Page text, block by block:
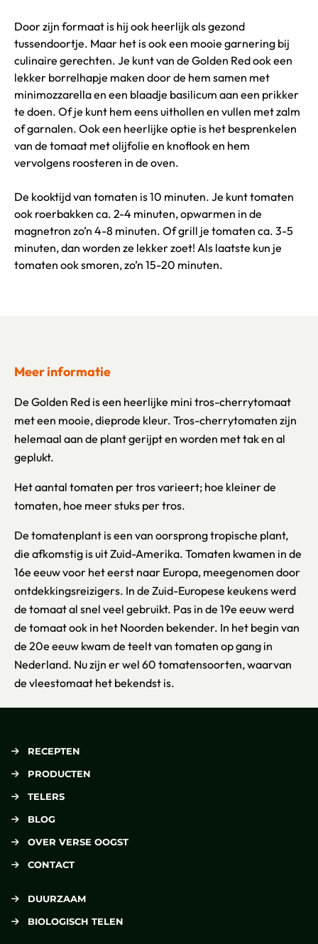
Door zijn formaat is hij ook heerlijk als gezond
tussendoortje. Maar het is ook een mooie garnering bij
culinaire gerechten. Je kunt van de Golden Red ook een
lekker borrelhapje maken door de hem samen met
minimozzarella en een blaadje basilicum aan een prikker
te doen. Of je kunt hem eens uithollen en vullen met zalm
of garnalen. Ook een heerlijke optie is het besprenkelen
van de tomaat met olijfolie en knoflook en hem
vervolgens roosteren in de oven.
De kooktijd van tomaten is 10 minuten. Je kunt tomaten
ook roerbakken ca. 2-4 minuten, opwarmen in de
magnetron zo’n 4-8 minuten. Of grill je tomaten ca. 3-5
minuten, dan worden ze lekker zoet! Als laatste kun je
tomaten ook smoren, zo’n 15-20 minuten.
Meer informatie
De Golden Red is een heerlijke mini tros-cherrytomaat
met een mooie, dieprode kleur. Tros-cherrytomaten zijn
helemaal aan de plant gerijpt en worden met tak en al
geplukt.
Het aantal tomaten per tros varieert; hoe kleiner de
tomaten, hoe meer stuks per tros.
De tomatenplant is een van oorsprong tropische plant,
die afkomstig is uit Zuid-Amerika. Tomaten kwamen in de
16e eeuw voor het eerst naar Europa, meegenomen door
ontdekkingsreizigers. In de Zuid-Europese keukens werd
de tomaat al snel veel gebruikt. Pas in de 19e eeuw werd
de tomaat ook in het Noorden bekender. In het begin van
de 20e eeuw kwam de teelt van tomaten op gang in
Nederland. Nu zijn er wel 60 tomatensoorten, waarvan
de vleestomaat het bekendst is.
RECEPTEN
PRODUCTEN
TELERS
BLOG
OVER VERSE OOGST
CONTACT
DUURZAAM
BIOLOGISCH TELEN